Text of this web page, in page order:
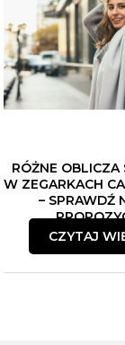
RÓŻNE OBLICZA
W ZEGARKACH
– SPRAWDŹ
CZYTAJ